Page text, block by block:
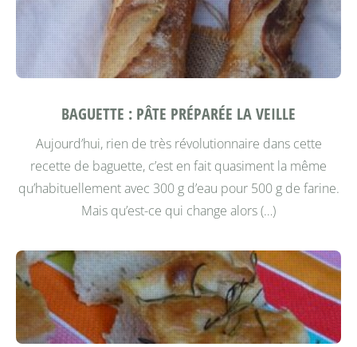
BAGUETTE : PÂTE PRÉPARÉE LA VEILLE
Aujourd’hui, rien de très révolutionnaire dans cette
recette de baguette, c’est en fait quasiment la même
qu’habituellement avec 300 g d’eau pour 500 g de farine.
Mais qu’est-ce qui change alors (…)